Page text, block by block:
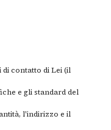
contatto di Lei (il
e gli standard del
l'indirizzo e il